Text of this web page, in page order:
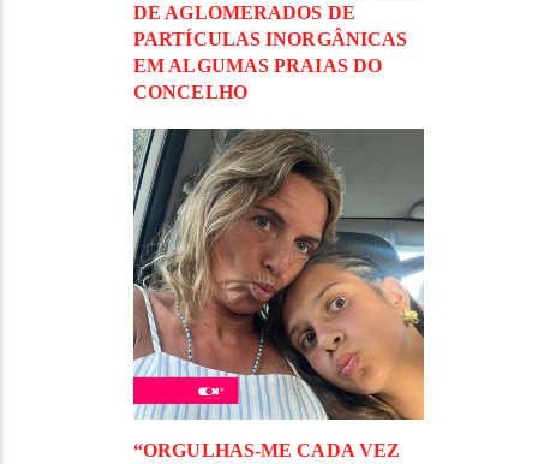
DE AGLOMERADOS DE
PARTÍCULAS INORGÂNICAS
EM ALGUMAS PRAIAS DO
CONCELHO
“ORGULHAS-ME CADA VEZ